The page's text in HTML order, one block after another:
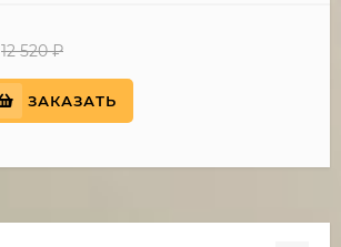
12 520₽
ЗАКАЗАТЬ